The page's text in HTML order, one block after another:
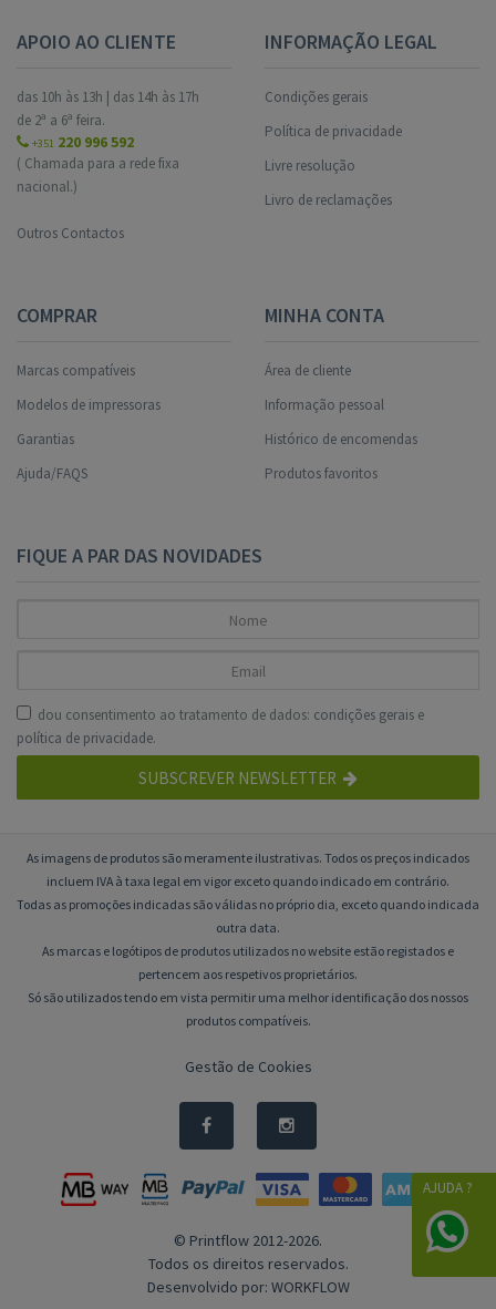
APOIO AO CLIENTE
das 10h às 13h | das 14h às 17h
de 2ª a 6ª feira.
+351 220 996 592
( Chamada para a rede fixa
nacional.)
Outros Contactos
INFORMAÇÃO LEGAL
Condições gerais
Política de privacidade
Livre resolução
Livro de reclamações
COMPRAR
Marcas compatíveis
Modelos de impressoras
Garantias
Ajuda/FAQS
MINHA CONTA
Área de cliente
Informação pessoal
Histórico de encomendas
Produtos favoritos
FIQUE A PAR DAS NOVIDADES
dou consentimento ao tratamento de dados: condições gerais e
política de privacidade.
SUBSCREVER NEWSLETTER
As imagens de produtos são meramente ilustrativas. Todos os preços indicados
incluem IVA à taxa legal em vigor exceto quando indicado em contrário.
Todas as promoções indicadas são válidas no próprio dia, exceto quando indicada
outra data.
As marcas e logótipos de produtos utilizados no website estão registados e
pertencem aos respetivos proprietários.
Só são utilizados tendo em vista permitir uma melhor identificação dos nossos
produtos compatíveis.
Gestão de Cookies
© Printflow 2012-2026.
Todos os direitos reservados.
Desenvolvido por: WORKFLOW
AJUDA ?